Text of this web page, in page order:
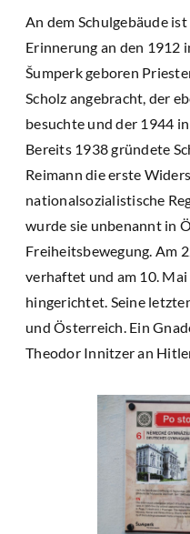
An dem Schulgebäude
Erinnerung an den 1912
Šumperk geboren
Scholz angebracht, der
besuchte und der 1944
Bereits 1938 gründete
Reimann die erste
nationalsozialistische
wurde sie unbenannt in
Freiheitsbewegung. Am
verhaftet und am 10.
hingerichtet. Seine
und Österreich. Ein
Theodor Innitzer an